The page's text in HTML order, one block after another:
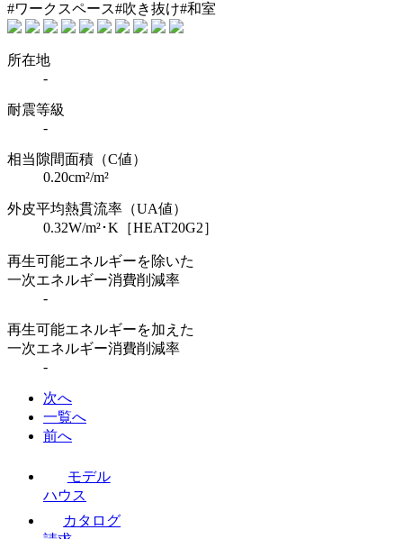
#ワークスペース#吹き抜け#和室
所在地
-
耐震等級
-
相当隙間面積（C値）
0.20cm²/m²
外皮平均熱貫流率（UA値）
0.32W/m²･K ［HEAT20G2］
再生可能エネルギーを除いた
一次エネルギー消費削減率
-
再生可能エネルギーを加えた
一次エネルギー消費削減率
-
次へ
一覧へ
前へ
モデル
ハウス
カタログ